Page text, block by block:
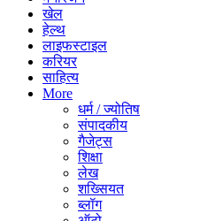
खेल
हेल्थ
लाइफस्टाइल
करियर
साहित्य
More
धर्म / ज्योतिष
संपादकीय
गैजेट्स
शिक्षा
लेख
शख्सियत
ब्लॉग